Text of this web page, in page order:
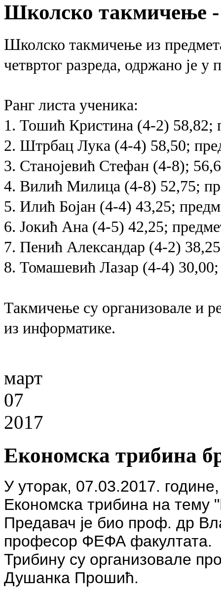
Школско такмичење
Школско такмичење из
четвртог разреда, одржано је у
Ранг листа ученика:
1. Тошић Кристина (4-2) 58,82;
2. Штрбац Лука (4-4) 58,50;
3. Станојевић Стефан (4-8);
4. Вилић Милица (4-8) 52,75;
5. Илић Бојан (4-4) 43,25;
6. Јокић Ана (4-5) 42,25;
7. Пенић Александар (4-2)
8. Томашевић Лазар (4-4)
Такмичење су организовале и
из информатике.
март
07
2017
Економска трибина
У уторак, 07.03.2017.
Економска трибина на тему
Предавач је био проф. др
професор ФЕФА факултата.
Трибину су организовале
Душанка Прошић.